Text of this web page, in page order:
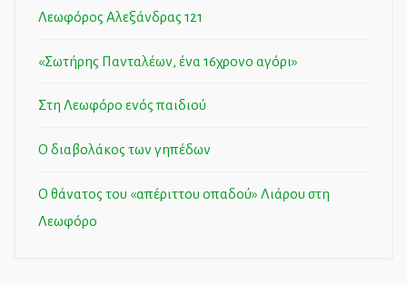
Λεωφόρος Αλεξάνδρας 121
«Σωτήρης Πανταλέων, ένα 16χρονο αγόρι»
Στη Λεωφόρο ενός παιδιού
Ο διαβολάκος των γηπέδων
Ο θάνατος του «απέριττου οπαδού» Λιάρου στη
Λεωφόρο